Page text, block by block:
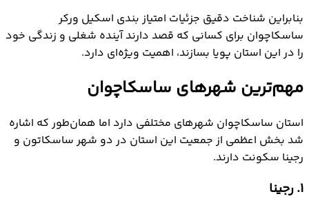
بنابراین شناخت دقیق جزئیات امتیاز بندی اسکیل ورکر
ساسکاچوان برای کسانی که قصد دارند آینده شغلی و زندگی خود
را در این استان پویا بسازند، اهمیت ویژه‌ای دارد.
مهم‌ترین شهرهای ساسکاچوان
استان ساسکاچوان شهرهای مختلفی دارد اما همان‌طور که اشاره
شد بخش اعظمی از جمعیت این استان در دو شهر ساسکاتون و
رجینا سکونت دارند.
1. رجینا